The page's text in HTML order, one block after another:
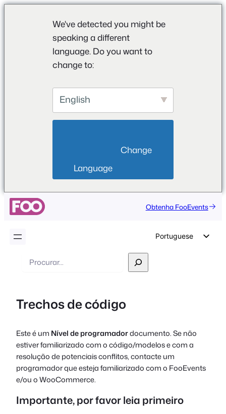
We've detected you might be
speaking a different
language. Do you want to
change to:
English
Language
Obtenha FooEvents
Portuguese
French
Polish
Czech
Pesquisar
Trechos de código
Este é um Nível de programadordocumento. Se não
estiver familiarizado com o código/modelos e com a
resolução de potenciais conflitos, contacte um
programador que esteja familiarizado com o FooEvents
e/ou o WooCommerce.
Importante, por favor leia primeiro